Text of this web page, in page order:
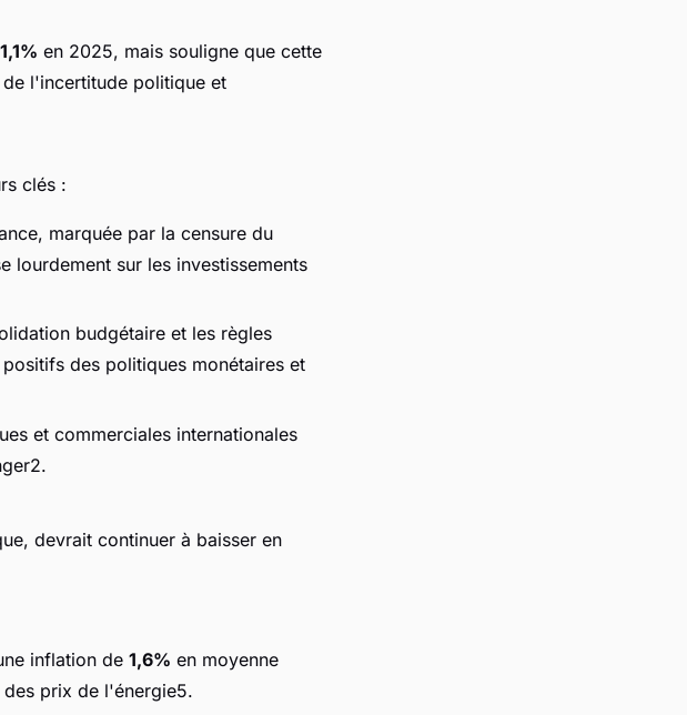
1,1% en 2025, mais souligne que cette
l'incertitude politique et
clés :
marquée par la censure du
lourdement sur les investissements
budgétaire et les règles
des politiques monétaires et
et commerciales internationales
devrait continuer à baisser en
inflation de 1,6% en moyenne
prix de l'énergie5.